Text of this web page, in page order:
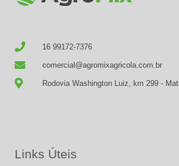
16 99172-7376
comercial@agromixagricola.com.br
Rodovia Washington Luiz, km 299 -
Links Úteis